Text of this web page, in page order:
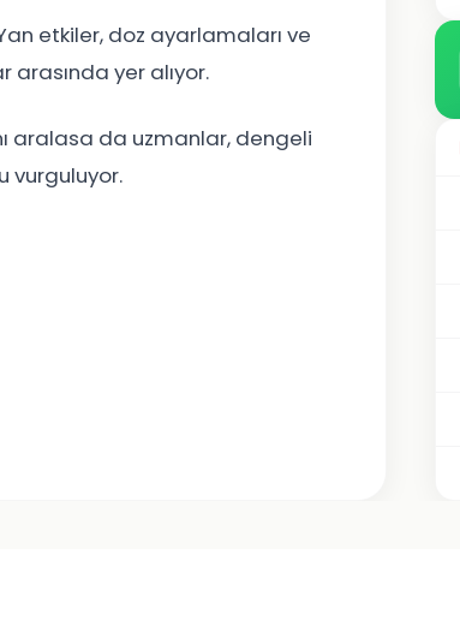
etkiler, doz ayarlamaları ve
yer alıyor.
aralasa da uzmanlar, dengeli
vurguluyor.